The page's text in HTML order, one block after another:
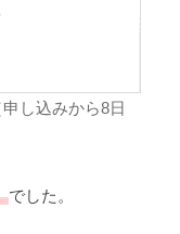
し込みから8日
でした。